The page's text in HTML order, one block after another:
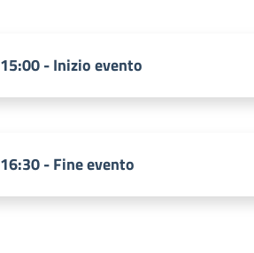
15:00 - Inizio evento
16:30 - Fine evento